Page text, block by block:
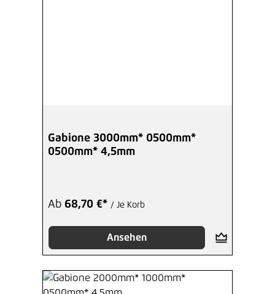
Gabione 3000mm* 0500mm*
0500mm* 4,5mm
Ab 68,70 €* / Je Korb
Ansehen